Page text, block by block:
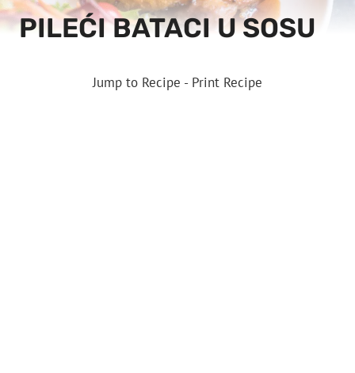
PILEĆI BATACI U SOSU
Jump to Recipe - Print Recipe